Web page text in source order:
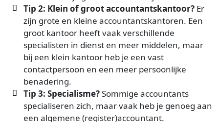
Tip 2: Klein of groot accountantskantoor? Er
zijn grote en kleine accountantskantoren. Een
groot kantoor heeft vaak verschillende
specialisten in dienst en meer middelen, maar
bij een klein kantoor heb je een vast
contactpersoon en een meer persoonlijke
benadering.
Tip 3: Specialisme?Sommige accountants
specialiseren zich, maar vaak heb je genoeg aan
een algemene (register)accountant.